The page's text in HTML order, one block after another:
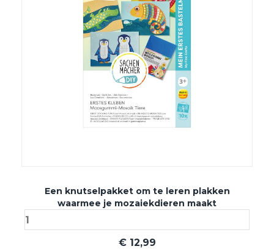
Een knutselpakket om te leren plakken
waarmee je mozaiekdieren maakt
€ 12,99